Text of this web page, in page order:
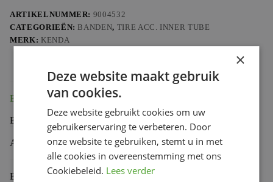
ARTIKELNUMMER: 9004532
CATEGORIEËN: BANDEN, TIRE ACC. INNER TUBE
MERK: KENDA
Beschrijving
BIBA MC KENDA T6 275/300-19
Aanvullende informatie
Beoordelingen (0)
×
Deze website maakt gebruik
van cookies.
Deze website gebruikt cookies om uw
gebruikerservaring te verbeteren. Door
onze website te gebruiken, stemt u in met
alle cookies in overeenstemming met ons
Cookiebeleid. Lees verder